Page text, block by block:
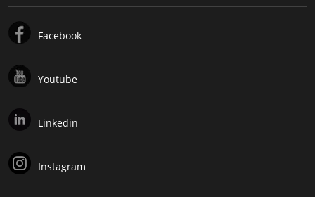
Facebook
Youtube
Linkedin
Instagram